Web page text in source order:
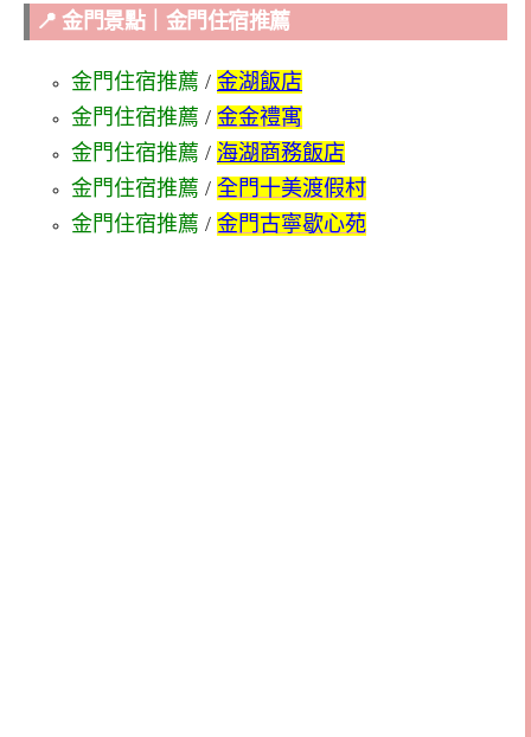
📍 金門景點｜金門住宿推薦
金門住宿推薦 / 金湖飯店
金門住宿推薦 / 金金禮寓
金門住宿推薦 / 海湖商務飯店
金門住宿推薦 / 全門十美渡假村
金門住宿推薦 / 金門古寧歇心苑